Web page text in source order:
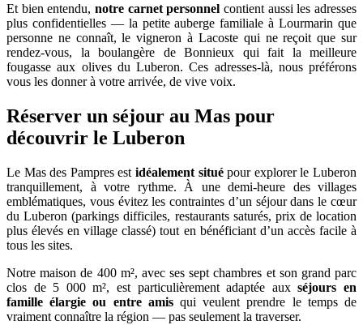
Et bien entendu, notre carnet personnel contient aussi les adresses
plus confidentielles — la petite auberge familiale à Lourmarin que
personne ne connaît, le vigneron à Lacoste qui ne reçoit que sur
rendez-vous, la boulangère de Bonnieux qui fait la meilleure
fougasse aux olives du Luberon. Ces adresses-là, nous préférons
vous les donner à votre arrivée, de vive voix.
Réserver un séjour au Mas pour
découvrir le Luberon
Le Mas des Pampres est idéalement situépour explorer le Luberon
tranquillement, à votre rythme. À une demi-heure des villages
emblématiques, vous évitez les contraintes d’un séjour dans le cœur
du Luberon (parkings difficiles, restaurants saturés, prix de location
plus élevés en village classé) tout en bénéficiant d’un accès facile à
tous les sites.
Notre maison de 400 m², avec ses sept chambres et son grand parc
clos de 5 000 m², est particulièrement adaptée auxséjours en
famille élargie ou entre amisqui veulent prendre le temps de
vraiment connaître la région — pas seulement la traverser.